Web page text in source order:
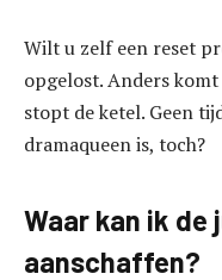
Wilt u zelf een reset
opgelost. Anders
stopt de ketel. Geen
dramaqueen is, toch?
Waar kan ik de
aanschaffen?